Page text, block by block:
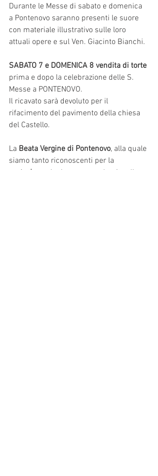
Durante le Messe di sabato e domenica
a Pontenovo saranno presenti le suore
con materiale illustrativo sulle loro
attuali opere e sul Ven. Giacinto Bianchi.
SABATO 7 e DOMENICA 8 vendita di torte
prima e dopo la celebrazione delle S.
Messe a PONTENOVO.
Il ricavato sarà devoluto per il
rifacimento del pavimento della chiesa
del Castello.
La Beata Vergine di Pontenovo, alla quale
siamo tanto riconoscenti per la
protezione
che ha sempre elargito alla